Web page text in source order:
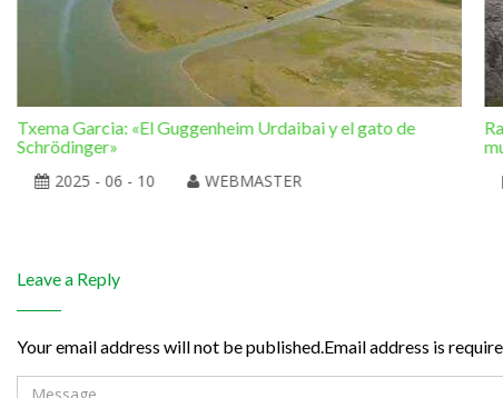
Txema Garcia: «El Guggenheim Urdaibai y el gato de
Schrödinger»
2025 - 06 - 10
WEBMASTER
Leave a Reply
Your email address will not be published.Email address is